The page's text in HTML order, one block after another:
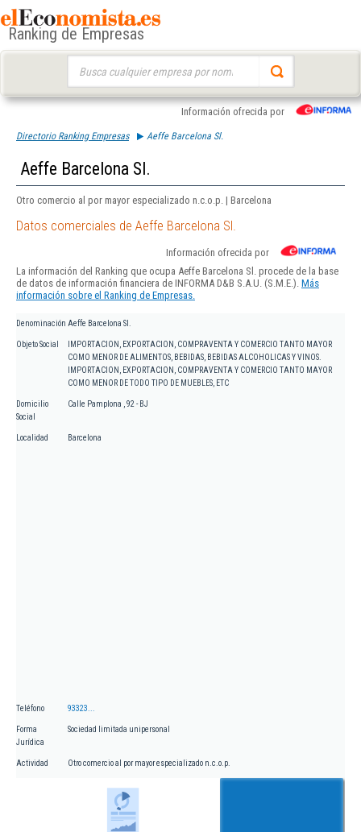
Ranking de Empresas
Información ofrecida por
Directorio Ranking Empresas Aeffe Barcelona Sl.
Aeffe Barcelona Sl.
Otro comercio al por mayor especializado n.c.o.p. | Barcelona
Datos comerciales de Aeffe Barcelona Sl.
Información ofrecida por
La información del Ranking que ocupa Aeffe Barcelona Sl. procede de la base
de datos de información financiera de INFORMA D&B S.A.U. (S.M.E.). Más
información sobre el Ranking de Empresas.
Denominación Aeffe Barcelona Sl.
Objeto Social
IMPORTACION, EXPORTACION, COMPRAVENTA Y COMERCIO TANTO MAYOR
COMO MENOR DE ALIMENTOS, BEBIDAS, BEBIDAS ALCOHOLICAS Y VINOS.
IMPORTACION, EXPORTACION, COMPRAVENTA Y COMERCIO TANTO MAYOR
COMO MENOR DE TODO TIPO DE MUEBLES, ETC
Domicilio
Social
Calle Pamplona , 92 - BJ
Localidad Barcelona
Teléfono 93323...
Forma
Jurídica
Sociedad limitada unipersonal
Actividad Otro comercio al por mayor especializado n.c.o.p.